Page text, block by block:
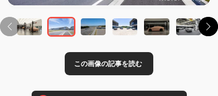
この画像の記事を読む